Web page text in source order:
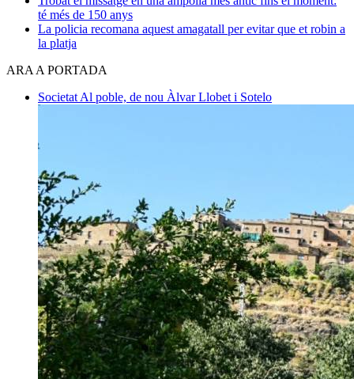
té més de 150 anys
La policia recomana aquest amagatall per evitar que et robin a
la platja
ARA A PORTADA
Societat Al poble, de nou Àlvar Llobet i Sotelo